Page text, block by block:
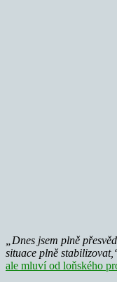
„Dnes jsem plně
situace plně
ale mluví od loňského